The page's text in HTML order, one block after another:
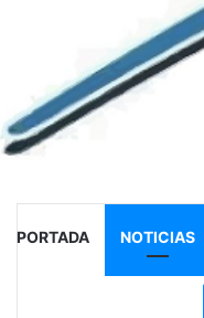
PORTADA NOTICIAS